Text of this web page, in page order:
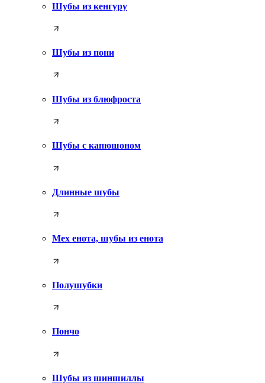
Шубы из кенгуру
Шубы из пони
Шубы из блюфроста
Шубы с капюшоном
Длинные шубы
Мех енота, шубы из енота
Полушубки
Пончо
Шубы из шиншиллы